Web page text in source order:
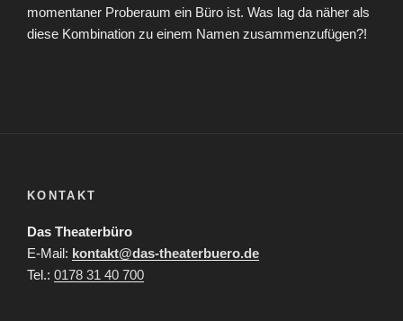
momentaner Proberaum ein Büro ist. Was lag da näher als
diese Kombination zu einem Namen zusammenzufügen?!
KONTAKT
Das Theaterbüro
E-Mail: kontakt@das-theaterbuero.de
Tel.: 0178 31 40 700